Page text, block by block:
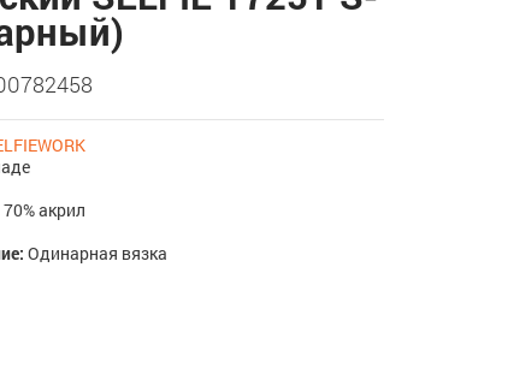
акрил
Одинарная вязка